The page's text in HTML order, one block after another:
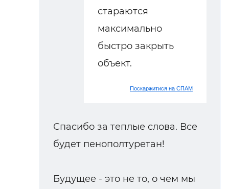
стараются
максимально
быстро закрыть
объект.
Поскаржитися на СПАМ
Спасибо за теплые слова. Все
будет пенополтуретан!
Будущее - это не то, о чем мы